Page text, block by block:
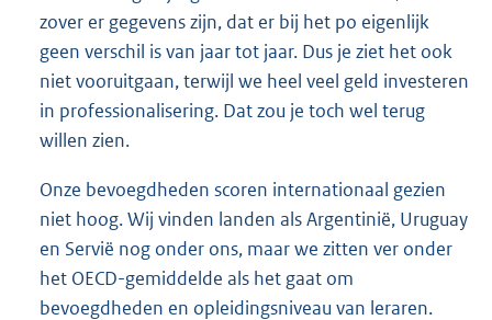
zover er gegevens zijn, dat er bij het po eigenlijk
geen verschil is van jaar tot jaar. Dus je ziet het ook
niet vooruitgaan, terwijl we heel veel geld investeren
in professionalisering. Dat zou je toch wel terug
willen zien.
Onze bevoegdheden scoren internationaal gezien
niet hoog. Wij vinden landen als Argentinië, Uruguay
en Servië nog onder ons, maar we zitten ver onder
het OECD-gemiddelde als het gaat om
bevoegdheden en opleidingsniveau van leraren.